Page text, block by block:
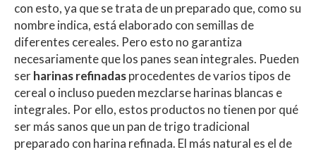
con esto, ya que se trata de un preparado que, como su
nombre indica, está elaborado con semillas de
diferentes cereales. Pero esto no garantiza
necesariamente que los panes sean integrales. Pueden
serharinas refinadasprocedentes de varios tipos de
cereal o incluso pueden mezclarse harinas blancas e
integrales. Por ello, estos productos no tienen por qué
ser más sanos que un pan de trigo tradicional
preparado con harina refinada. El más natural es el de